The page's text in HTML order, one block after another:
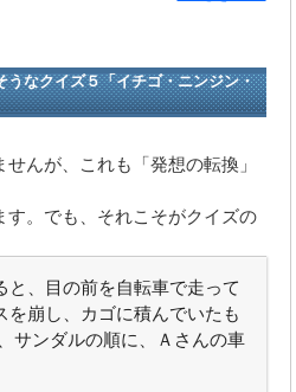
うなクイズ５「イチゴ・ニンジン・
んが、これも「発想の転換」
す。でも、それこそがクイズの
と、目の前を自転車で走って
を崩し、カゴに積んでいたも
サンダルの順に、Ａさんの車